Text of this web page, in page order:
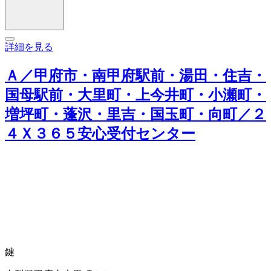
詳細を見る
Ａ／甲府市・南甲府駅前・湯田・住吉・
国母駅前・大里町・上今井町・小瀬町・
増坪町・蓬沢・里吉・国玉町・向町／２
４Ｘ３６５安心受付センター
鍵